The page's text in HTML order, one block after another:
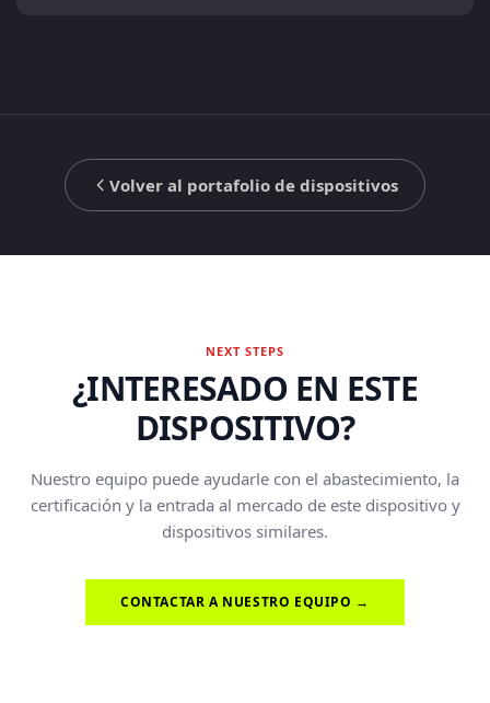
Volver al portafolio de dispositivos
NEXT STEPS
¿INTERESADO EN ESTE
DISPOSITIVO?
Nuestro equipo puede ayudarle con el abastecimiento, la
certificación y la entrada al mercado de este dispositivo y
dispositivos similares.
CONTACTAR A NUESTRO EQUIPO →